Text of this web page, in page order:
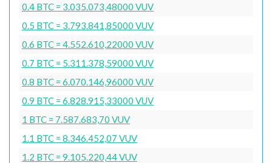
0.4 BTC = 3.035.073,48000 VUV
0.5 BTC = 3.793.841,85000 VUV
0.6 BTC = 4.552.610,22000 VUV
0.7 BTC = 5.311.378,59000 VUV
0.8 BTC = 6.070.146,96000 VUV
0.9 BTC = 6.828.915,33000 VUV
1 BTC = 7.587.683,70 VUV
1.1 BTC = 8.346.452,07 VUV
1.2 BTC = 9.105.220,44 VUV